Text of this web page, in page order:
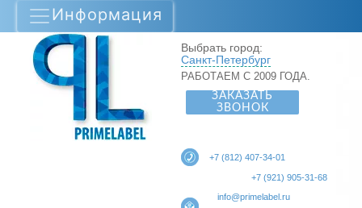
Информация
Выбрать город:
Санкт-Петербург
РАБОТАЕМ С 2009 ГОДА.
ЗАКАЗАТЬ
ЗВОНОК
+7 (812) 407-34-01
+7 (921) 905-31-68
info@primelabel.ru